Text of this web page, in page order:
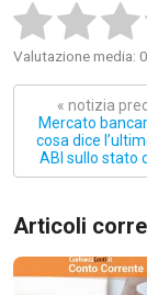
Valutazione media:
« notizia
Mercato
cosa dice
ABI sullo stato
Articoli